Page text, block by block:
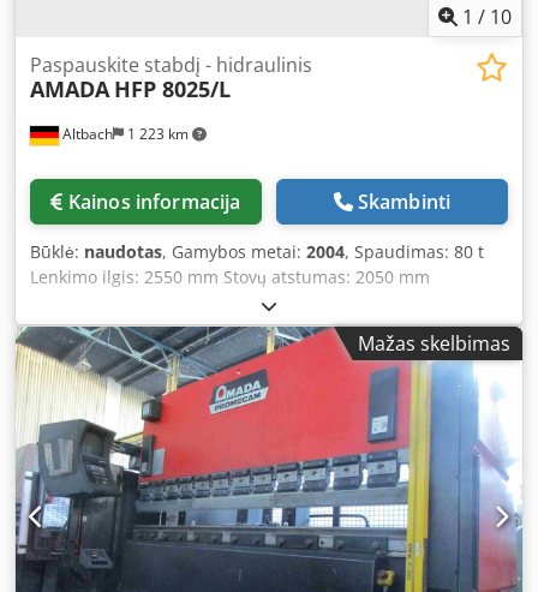
1 / 10
Altbach 1 223 km
Paspauskite stabdį - hidraulinis
AMADA HFP 8025/L
Kainos informacija Skambinti
Būklė: naudotas, Gamybos metai: 2004, Spaudimas: 80 t
Lenkimo ilgis: 2550 mm Stovų atstumas: 2050 mm
Presavimo sijų eiga: 350 mm Tarpas tarp viršutinio ir
apatinio sijų: 620 mm C tipo išpjova: 420 mm X1+X2 ašių
eiga per CNC programuojama: 700 mm Z1+Z2 ašių eiga per
CNC programuojama: 0-2000 mm R ašies eiga per CNC
programuojama: 200 mm Pristatymo greitis: 100 mm/sek
Lenkimo greitis: 0-10 mm/sek Atidarymo greitis: 100
mm/sek Darbo valandos: 24000 h Ilgis: 3380 mm Plotis:
1800 mm Aukštis: 2750 mm Dcjdpfx Aexyzzasp Hok Svoris:
6100 kg Bendras energijos poreikis: 9 kW Užimamas plotas
apytiksliai: 3x2x2,5 m Visus įrenginius galima apžiūrėti bet
kuriuo metu, esant įtampai. Demonstruoti įrangą galima
bet kada.
Mažas skelbimas